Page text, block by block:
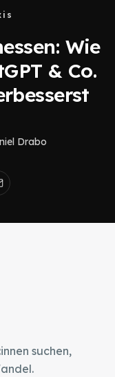
Wie
& Co.
Drabo
suchen,